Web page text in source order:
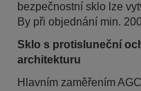
bezpečnostní sklo lze
By při objednání min.
Sklo s protisluneční
architekturu
Hlavním zaměřením